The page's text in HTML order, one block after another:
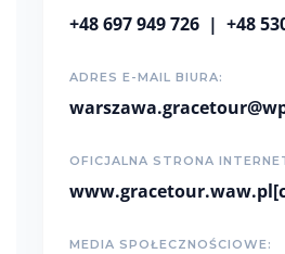
+48 697 949 726 | +48
ADRES E-MAIL BIURA:
OFICJALNA STRONA
www.gracetour.waw.pl
MEDIA SPOŁECZNOŚCIOWE: